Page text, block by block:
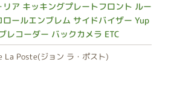
ア キッキングプレートフロント ルー
ールエンブレム サイドバイザー Yup
コーダー バックカメラ ETC
La Poste(ジョン ラ・ポスト)